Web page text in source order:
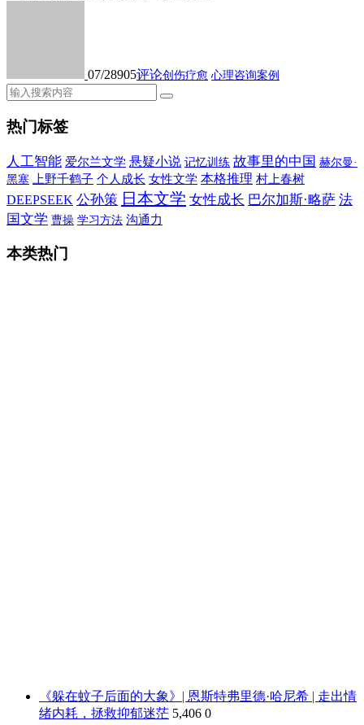
07/28905评论创伤疗愈 心理咨询案例
热门标签
人工智能 爱尔兰文学 悬疑小说 记忆训练 故事里的中国 赫尔曼·
黑塞
上野千鹤子 个人成长 女性文学 本格推理 村上春树
DEEPSEEK 公孙策 日本文学 女性成长 巴尔加斯·略萨 法
国文学 曹操 学习方法 沟通力
本类热门
《躲在蚊子后面的大象》| 恩斯特弗里德·哈尼希 | 走出情
绪内耗，拯救抑郁迷茫 5,406 0